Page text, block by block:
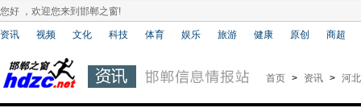
您好 ，欢迎您来到邯郸之窗!
资讯 视频 文化 科技 体育 娱乐 旅游 健康 原创 商超
首页 > 资讯 > 河北